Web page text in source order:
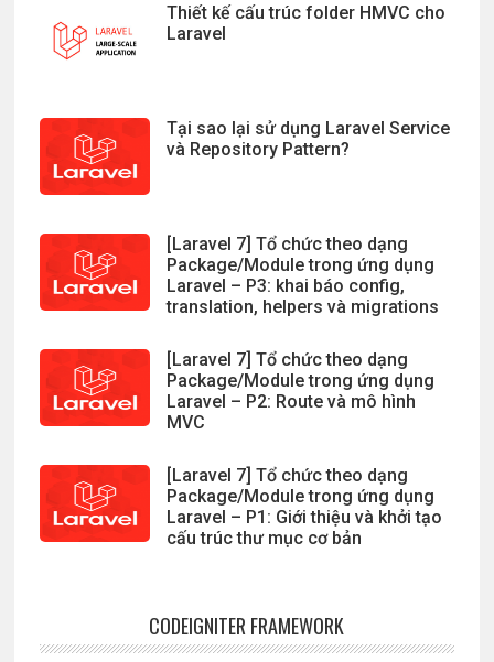
Thiết kế cấu trúc folder HMVC cho
Laravel
Tại sao lại sử dụng Laravel Service
và Repository Pattern?
[Laravel 7] Tổ chức theo dạng
Package/Module trong ứng dụng
Laravel – P3: khai báo config,
translation, helpers và migrations
[Laravel 7] Tổ chức theo dạng
Package/Module trong ứng dụng
Laravel – P2: Route và mô hình
MVC
[Laravel 7] Tổ chức theo dạng
Package/Module trong ứng dụng
Laravel – P1: Giới thiệu và khởi tạo
cấu trúc thư mục cơ bản
CODEIGNITER FRAMEWORK